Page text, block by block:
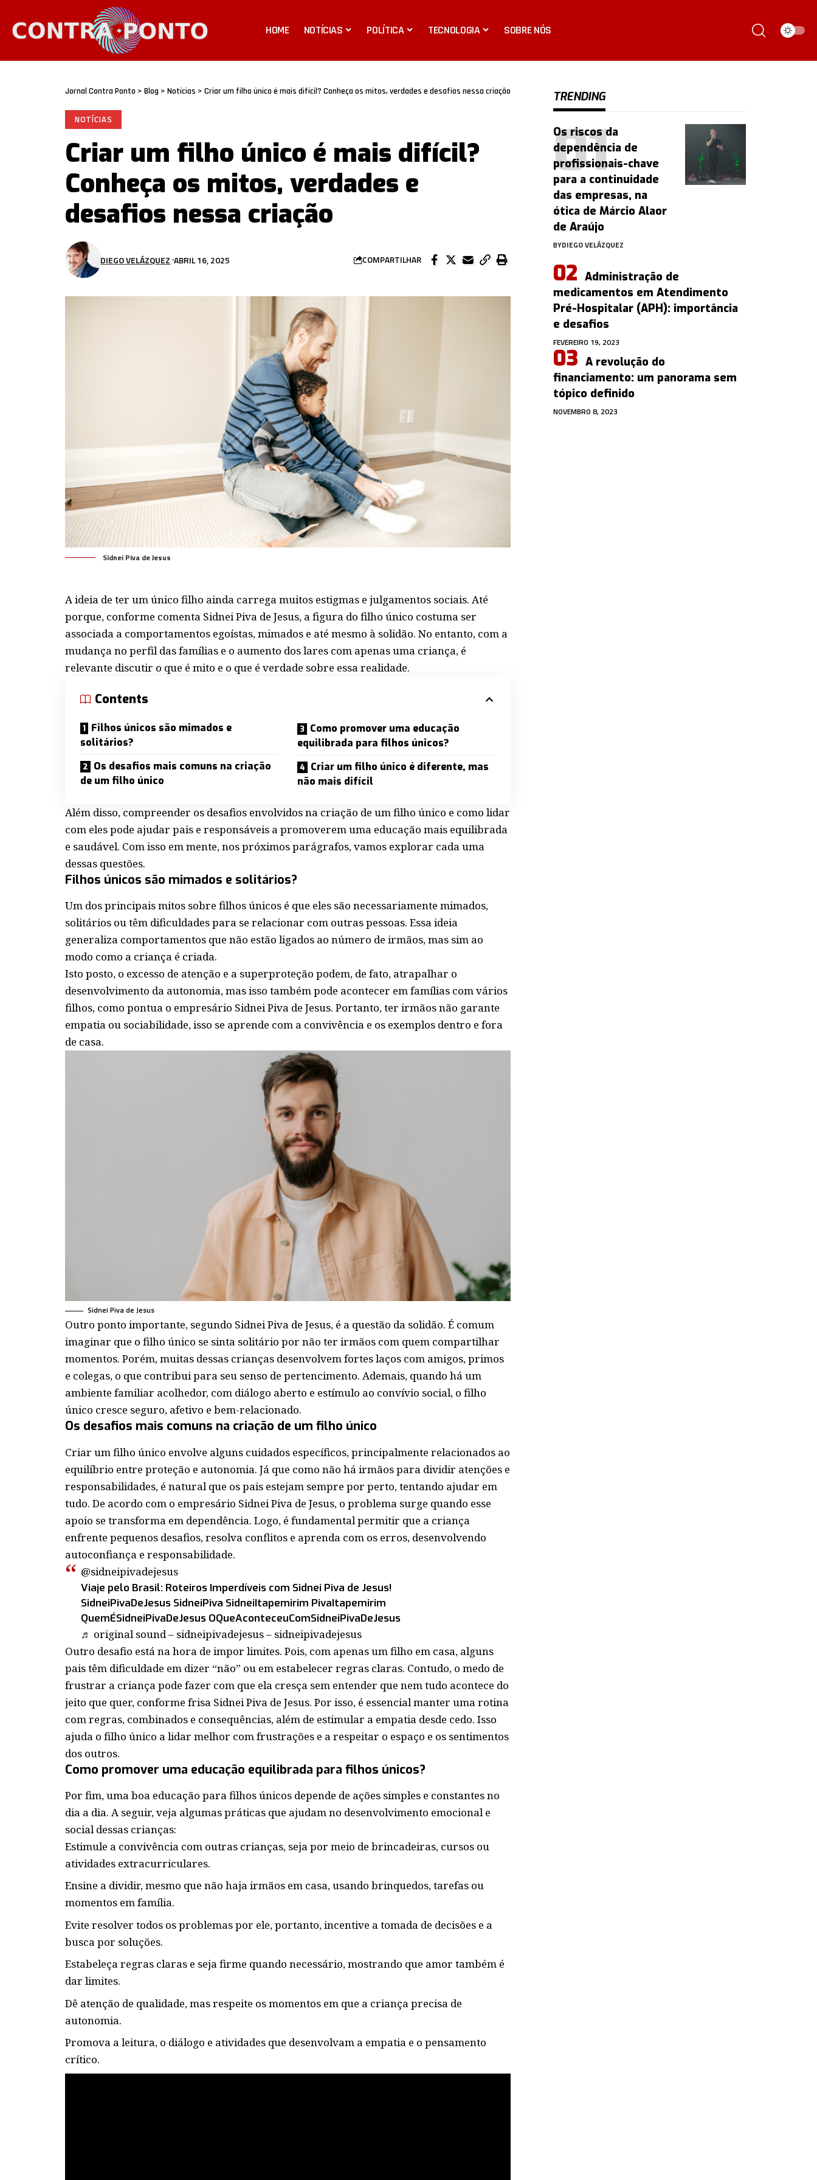
HOME NOTÍCIAS POLÍTICA TECNOLOGIA SOBRE NÓS
Jornal Contra Ponto > Blog > Notícias > Criar um filho único é mais difícil? Conheça os mitos, verdades e desafios nessa criação
NOTÍCIAS
Criar um filho único é mais difícil?
Conheça os mitos, verdades e
desafios nessa criação
DIEGO VELÁZQUEZ ABRIL 16, 2025 COMPARTILHAR
Sidnei Piva de Jesus
A ideia de ter um único filho ainda carrega muitos estigmas e julgamentos sociais. Até
porque, conforme comenta Sidnei Piva de Jesus, a figura do filho único costuma ser
associada a comportamentos egoístas, mimados e até mesmo à solidão. No entanto, com a
mudança no perfil das famílias e o aumento dos lares com apenas uma criança, é
relevante discutir o que é mito e o que é verdade sobre essa realidade.
Contents
Filhos únicos são mimados e
solitários?
Os desafios mais comuns na criação
de um filho único
Como promover uma educação
equilibrada para filhos únicos?
Criar um filho único é diferente, mas
não mais difícil
Além disso, compreender os desafios envolvidos na criação de um filho único e como lidar
com eles pode ajudar pais e responsáveis a promoverem uma educação mais equilibrada
e saudável. Com isso em mente, nos próximos parágrafos, vamos explorar cada uma
dessas questões.
Filhos únicos são mimados e solitários?
Um dos principais mitos sobre filhos únicos é que eles são necessariamente mimados,
solitários ou têm dificuldades para se relacionar com outras pessoas. Essa ideia
generaliza comportamentos que não estão ligados ao número de irmãos, mas sim ao
modo como a criança é criada.
Isto posto, o excesso de atenção e a superproteção podem, de fato, atrapalhar o
desenvolvimento da autonomia, mas isso também pode acontecer em famílias com vários
filhos, como pontua o empresário Sidnei Piva de Jesus. Portanto, ter irmãos não garante
empatia ou sociabilidade, isso se aprende com a convivência e os exemplos dentro e fora
de casa.
Sidnei Piva de Jesus
Outro ponto importante, segundo Sidnei Piva de Jesus, é a questão da solidão. É comum
imaginar que o filho único se sinta solitário por não ter irmãos com quem compartilhar
momentos. Porém, muitas dessas crianças desenvolvem fortes laços com amigos, primos
e colegas, o que contribui para seu senso de pertencimento. Ademais, quando há um
ambiente familiar acolhedor, com diálogo aberto e estímulo ao convívio social, o filho
único cresce seguro, afetivo e bem-relacionado.
Os desafios mais comuns na criação de um filho único
Criar um filho único envolve alguns cuidados específicos, principalmente relacionados ao
equilíbrio entre proteção e autonomia. Já que como não há irmãos para dividir atenções e
responsabilidades, é natural que os pais estejam sempre por perto, tentando ajudar em
tudo. De acordo com o empresário Sidnei Piva de Jesus, o problema surge quando esse
apoio se transforma em dependência. Logo, é fundamental permitir que a criança
enfrente pequenos desafios, resolva conflitos e aprenda com os erros, desenvolvendo
autoconfiança e responsabilidade.
@sidneipivadejesus
Viaje pelo Brasil: Roteiros Imperdíveis com Sidnei Piva de Jesus!
SidneiPivaDeJesus SidneiPiva SidneiItapemirim PivaItapemirim
QuemÉSidneiPivaDeJesus OQueAconteceuComSidneiPivaDeJesus
♬ original sound – sidneipivadejesus – sidneipivadejesus
Outro desafio está na hora de impor limites. Pois, com apenas um filho em casa, alguns
pais têm dificuldade em dizer “não” ou em estabelecer regras claras. Contudo, o medo de
frustrar a criança pode fazer com que ela cresça sem entender que nem tudo acontece do
jeito que quer, conforme frisa Sidnei Piva de Jesus. Por isso, é essencial manter uma rotina
com regras, combinados e consequências, além de estimular a empatia desde cedo. Isso
ajuda o filho único a lidar melhor com frustrações e a respeitar o espaço e os sentimentos
dos outros.
Como promover uma educação equilibrada para filhos únicos?
Por fim, uma boa educação para filhos únicos depende de ações simples e constantes no
dia a dia. A seguir, veja algumas práticas que ajudam no desenvolvimento emocional e
social dessas crianças:
Estimule a convivência com outras crianças, seja por meio de brincadeiras, cursos ou
atividades extracurriculares.
Ensine a dividir, mesmo que não haja irmãos em casa, usando brinquedos, tarefas ou
momentos em família.
Evite resolver todos os problemas por ele, portanto, incentive a tomada de decisões e a
busca por soluções.
Estabeleça regras claras e seja firme quando necessário, mostrando que amor também é
dar limites.
Dê atenção de qualidade, mas respeite os momentos em que a criança precisa de
autonomia.
Promova a leitura, o diálogo e atividades que desenvolvam a empatia e o pensamento
crítico.
TRENDING
Os riscos da
dependência de
profissionais-chave
para a continuidade
das empresas, na
ótica de Márcio Alaor
de Araújo
BYDIEGO VELÁZQUEZ
Administração de
medicamentos em Atendimento
Pré-Hospitalar (APH): importância
e desafios
FEVEREIRO 19, 2023
A revolução do
financiamento: um panorama sem
tópico definido
NOVEMBRO 8, 2023